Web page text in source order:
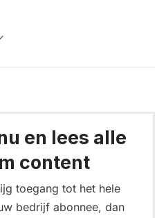
en lees alle
content
toegang tot het hele
bedrijf abonnee, dan